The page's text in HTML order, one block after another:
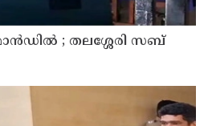
; തലശ്ശേരി സബ്